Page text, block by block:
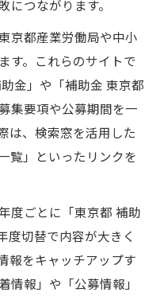
につながります。
京都産業労働局や中小
す。これらのサイトで
金」や「補助金 東京都
集要項や公募期間を一
は、検索窓を活用した
覧」といったリンクを
度ごとに「東京都 補助
度切替で内容が大きく
報をキャッチアップす
情報」や「公募情報」